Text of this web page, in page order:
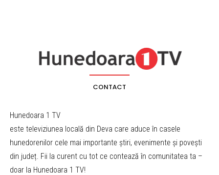
CONTACT
Hunedoara 1 TV
este televiziunea locală din Deva care aduce în casele
hunedorenilor cele mai importante știri, evenimente și povești
din județ. Fii la curent cu tot ce contează în comunitatea ta –
doar la Hunedoara 1 TV!